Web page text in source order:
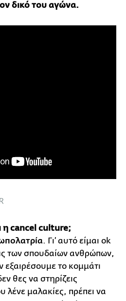
δικό του αγώνα.
η cancel culture;
. Γι’ αυτό είμαι οk
των σπουδαίων ανθρώπων,
εξαιρέσουμε το κομμάτι
θες να στηρίζεις
λένε μαλακίες, πρέπει να